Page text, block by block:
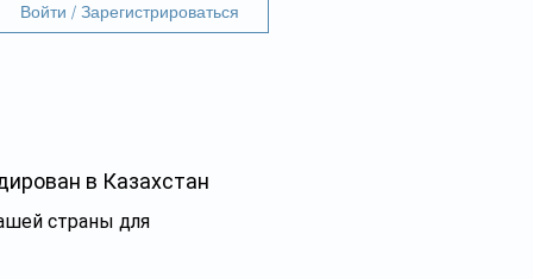
Войти / Зарегистрироваться
в Казахстан